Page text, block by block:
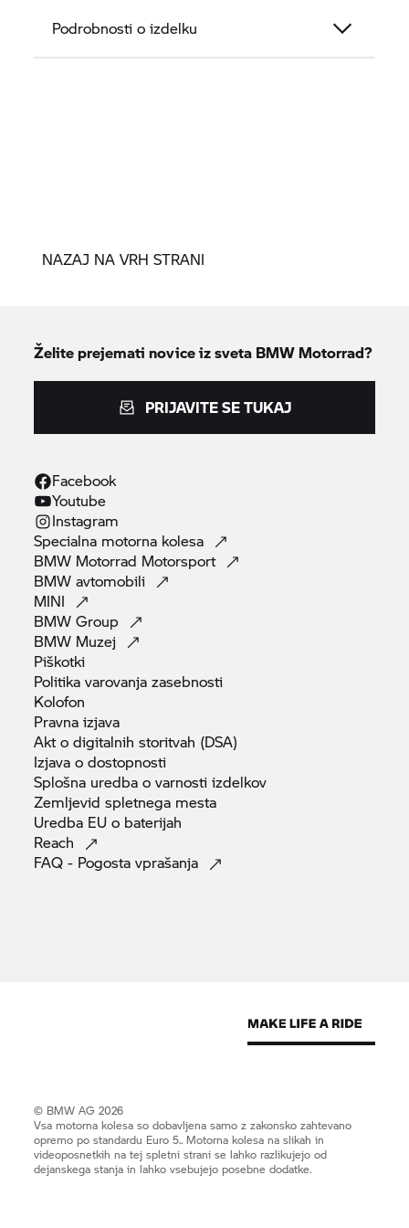
Podrobnosti o izdelku
NAZAJ NA VRH STRANI
Želite prejemati novice iz sveta BMW Motorrad?
PRIJAVITE SE TUKAJ
Facebook
Youtube
Instagram
Specialna motorna kolesa
BMW Motorrad Motorsport
BMWavtomobili
MINI
BMWGroup
BMW Muzej
Piškotki
Politika varovanjazasebnosti
Kolofon
Pravnaizjava
Akt o digitalnih storitvah (DSA)
Izjava odostopnosti
Splošna uredba o varnostiizdelkov
Zemljevid spletnega mesta
Uredba EU o baterijah
Reach
FAQ - Pogostavprašanja
© BMW AG 2026
Vsa motorna kolesa so dobavljena samo z zakonsko zahtevano
opremo po standardu Euro 5.. Motorna kolesa na slikah in
videoposnetkih na tej spletni strani se lahko razlikujejo od
dejanskega stanja in lahko vsebujejo posebne dodatke.